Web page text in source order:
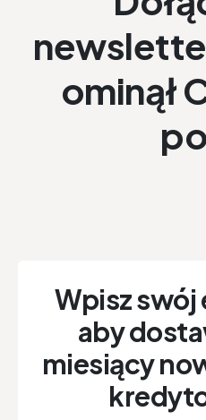
ominął
Wpisz swój
aby
miesiący